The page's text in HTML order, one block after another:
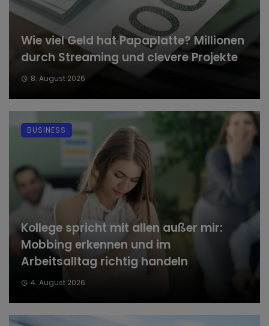
Wie viel Geld hat Papaplatte? Millionen
durch Streaming und clevere Projekte
8. August 2026
Kollege spricht mit allen außer mir:
Mobbing erkennen und im
Arbeitsalltag richtig handeln
4. August 2026
BUSINESS